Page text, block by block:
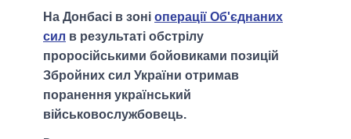
На Донбасі в зоні операції Об'єднаних
сил в результаті обстрілу
проросійськими бойовиками позицій
Збройних сил України отримав
поранення український
військовослужбовець.